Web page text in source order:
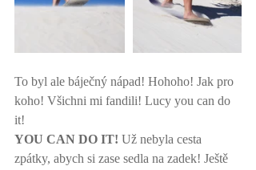
To byl ale báječný nápad! Hohoho! Jak pro
koho! Všichni mi fandili! Lucy you can do
it!
YOU CAN DO IT! Už nebyla cesta
zpátky, abych si zase sedla na zadek! Ještě